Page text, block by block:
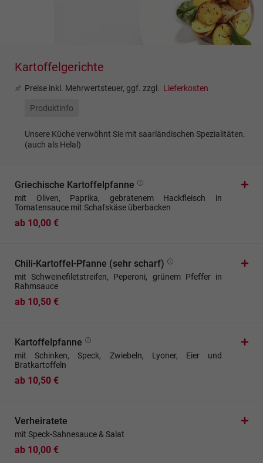
Kartoffelgerichte
Preise inkl. Mehrwertsteuer, ggf. zzgl. Lieferkosten
Produktinfo
Unsere Küche verwöhnt Sie mit saarländischen Spezialitäten.
(auch als Helal)
Griechische Kartoffelpfanne
mit Oliven, Paprika, gebratenem Hackfleisch in
Tomatensauce mit Schafskäse überbacken
ab 10,00 €
Chili-Kartoffel-Pfanne (sehr scharf)
mit Schweinefiletstreifen, Peperoni, grünem Pfeffer in
Rahmsauce
ab 10,50 €
Kartoffelpfanne
mit Schinken, Speck, Zwiebeln, Lyoner, Eier und
Bratkartoffeln
ab 10,50 €
Verheiratete
mit Speck-Sahnesauce & Salat
ab 10,00 €